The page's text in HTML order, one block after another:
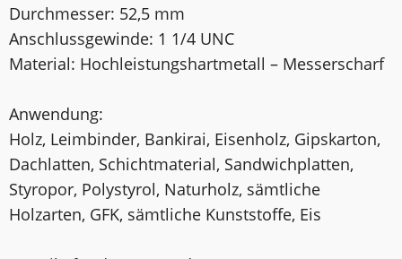
Durchmesser: 52,5 mm
Anschlussgewinde: 1 1/4 UNC
Material: Hochleistungshartmetall – Messerscharf
Anwendung:
Holz, Leimbinder, Bankirai, Eisenholz, Gipskarton,
Dachlatten, Schichtmaterial, Sandwichplatten,
Styropor, Polystyrol, Naturholz, sämtliche
Holzarten, GFK, sämtliche Kunststoffe, Eis